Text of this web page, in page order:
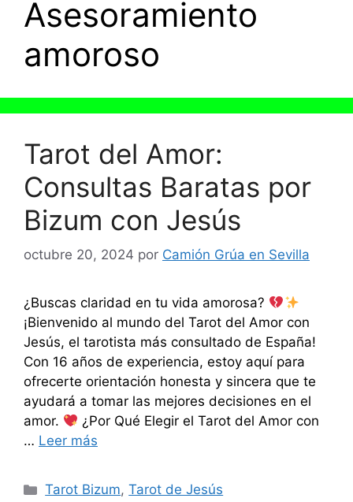
Asesoramiento
amoroso
Tarot del Amor:
Consultas Baratas por
Bizum con Jesús
octubre 20, 2024 por Camión Grúa en Sevilla
¿Buscas claridad en tu vida amorosa?
¡Bienvenido al mundo del Tarot del Amor con
Jesús, el tarotista más consultado de España!
Con 16 años de experiencia, estoy aquí para
ofrecerte orientación honesta y sincera que te
ayudará a tomar las mejores decisiones en el
amor.
¿Por Qué Elegir el Tarot del Amor con
… Leer más
Categorías
Tarot Bizum,Tarot de Jesús